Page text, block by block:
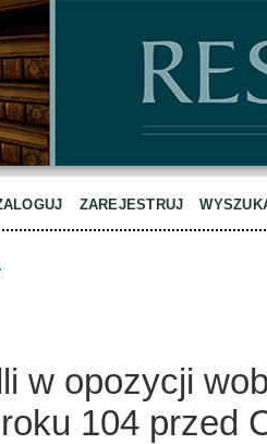
ZAREJESTRUJ
w opozycji
104 przed